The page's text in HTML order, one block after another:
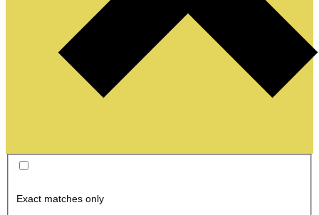
Exact matches only